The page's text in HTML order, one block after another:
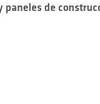
paneles de